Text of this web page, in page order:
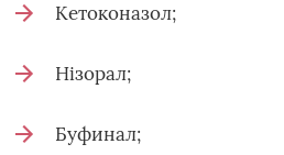
Кетоконазол;
Нізорал;
Буфинал;